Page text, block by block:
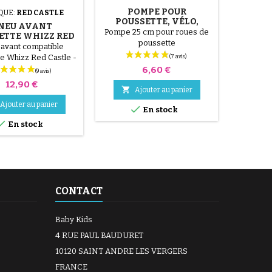
RED CASTLE
AVANT
WHIZZ RED
CASTLEcompatible
Whizz Red Castle -
8 1/2x2
Prix
12,90 €
Ajouter au panier
En stock
POMPE POUR
POUSSETTE, VÉLO,
TROTTINETTE
Pompe 25 cm pour roues de
poussette
Prix
6,60 €
 Ajouter au panier
 En stock
CONTACT
Baby Kids
4 RUE PAUL BAUDURET
10120 SAINT ANDRE LES VERGERS
FRANCE